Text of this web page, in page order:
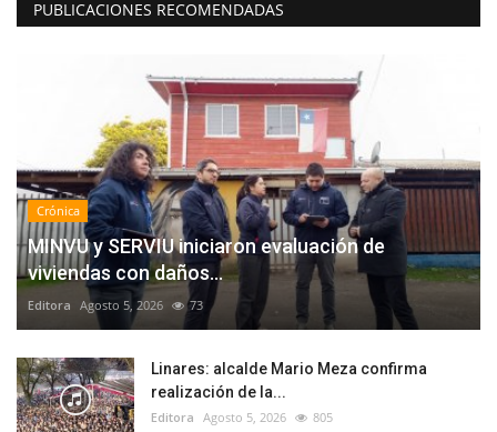
PUBLICACIONES RECOMENDADAS
Crónica
MINVU y SERVIU iniciaron evaluación de
viviendas con daños...
Editora Agosto 5, 2026 73
Linares: alcalde Mario Meza confirma
realización de la...
Editora Agosto 5, 2026 805